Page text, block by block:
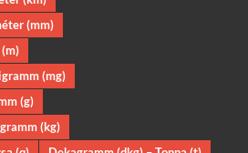
(mm)
(mg)
(g)
(kg)